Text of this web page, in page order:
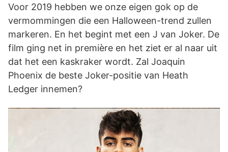
Voor 2019 hebben we onze eigen gok op de
vermommingen die een Halloween-trend zullen
markeren. En het begint met een J van Joker. De
film ging net in première en het ziet er al naar uit
dat het een kaskraker wordt. Zal Joaquin
Phoenix de beste Joker-positie van Heath
Ledger innemen?